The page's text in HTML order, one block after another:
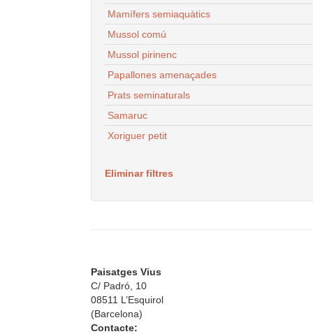
Mamífers semiaquàtics
Mussol comú
Mussol pirinenc
Papallones amenaçades
Prats seminaturals
Samaruc
Xoriguer petit
Eliminar filtres
Paisatges Vius
C/ Padró, 10
08511 L’Esquirol
(Barcelona)
Contacte: